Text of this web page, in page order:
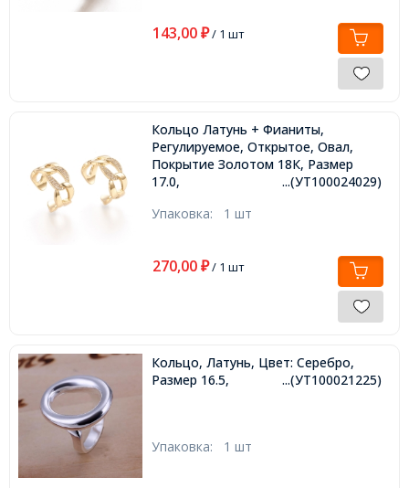
143,00 ₽/ 1 шт
Кольцо Латунь + Фианиты,
Регулируемое, Открытое, Овал,
Покрытие Золотом 18К, Размер
17.0,
...(УТ100024029)
Упаковка: 1 шт
270,00 ₽/ 1 шт
Кольцо, Латунь, Цвет: Серебро,
Размер 16.5,
...(УТ100021225)
Упаковка: 1 шт